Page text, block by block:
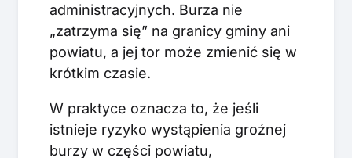
administracyjnych. Burza nie
„zatrzyma się” na granicy gminy ani
powiatu, a jej tor może zmienić się w
krótkim czasie.
W praktyce oznacza to, że jeśli
istnieje ryzyko wystąpienia groźnej
burzy w części powiatu,